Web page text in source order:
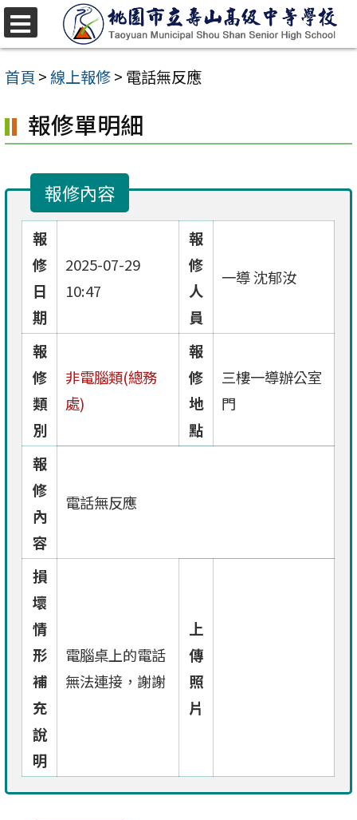
跳
至
主
內
容
首頁 >線上報修> 電話無反應
報修單明細
報修內容
報
修
日
期
2025-07-29
10:47
報
修
人
員
一導 沈郁汝
報
修
類
別
非電腦類(總務
處)
報
修
地
點
三樓一導辦公室
門
報
修
內
容
電話無反應
損
壞
情
形
補
充
說
明
電腦桌上的電話
無法連接，謝謝
上
傳
照
片
選
單